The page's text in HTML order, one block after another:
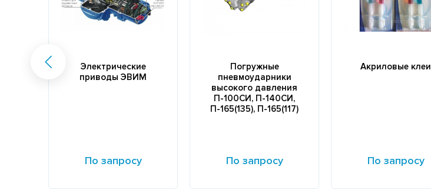
Электрические
приводы ЭВИМ
По запросу
Погружные
пневмоударники
высокого давления
П-100СИ, П-140СИ,
П-165(135), П-165(117)
По запросу
Акриловые клеи
По запросу